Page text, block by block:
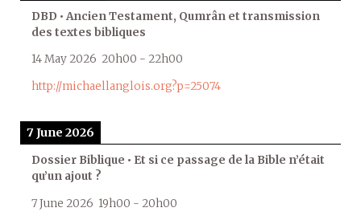
DBD • Ancien Testament, Qumrân et transmission
des textes bibliques
14 May 2026 20h00 - 22h00
http://michaellanglois.org?p=25074
7 June 2026
Dossier Biblique • Et si ce passage de la Bible n’était
qu’un ajout ?
7 June 2026 19h00 - 20h00